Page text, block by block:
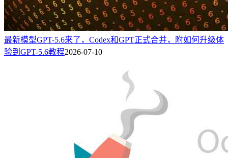
最新模型GPT-5.6来了，Codex和GPT正式合并，附如何升级体
验到GPT-5.6教程2026-07-10